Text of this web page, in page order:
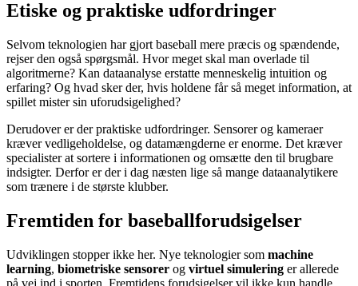
Etiske og praktiske udfordringer
Selvom teknologien har gjort baseball mere præcis og spændende,
rejser den også spørgsmål. Hvor meget skal man overlade til
algoritmerne? Kan dataanalyse erstatte menneskelig intuition og
erfaring? Og hvad sker der, hvis holdene får så meget information, at
spillet mister sin uforudsigelighed?
Derudover er der praktiske udfordringer. Sensorer og kameraer
kræver vedligeholdelse, og datamængderne er enorme. Det kræver
specialister at sortere i informationen og omsætte den til brugbare
indsigter. Derfor er der i dag næsten lige så mange dataanalytikere
som trænere i de største klubber.
Fremtiden for baseballforudsigelser
Udviklingen stopper ikke her. Nye teknologier som machine
learning, biometriske sensorer og virtuel simulering er allerede